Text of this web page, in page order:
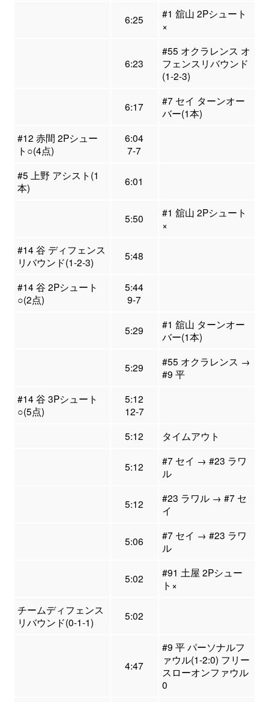
6:25
#1 舘山 2Pシュート
×
6:23
#55 オクラレンス オ
フェンスリバウンド
(1-2-3)
6:17
#7 セイ ターンオー
バー(1本)
#12 赤間 2Pシュー
ト○(4点)
6:04
7-7
#5 上野 アシスト(1
本)
6:01
5:50
#1 舘山 2Pシュート
×
#14 谷 ディフェンス
リバウンド(1-2-3)
5:48
#14 谷 2Pシュート
○(2点)
5:44
9-7
5:29
#1 舘山 ターンオー
バー(1本)
5:29
#55 オクラレンス →
#9 平
#14 谷 3Pシュート
○(5点)
5:12
12-7
5:12
タイムアウト
5:12
#7 セイ → #23 ラワ
ル
5:12
#23 ラワル → #7 セ
イ
5:06
#7 セイ → #23 ラワ
ル
5:02
#91 土屋 2Pシュー
ト×
チームディフェンス
リバウンド(0-1-1)
5:02
4:47
#9 平 パーソナルフ
ァウル(1-2:0) フリー
スローオンファウル
0